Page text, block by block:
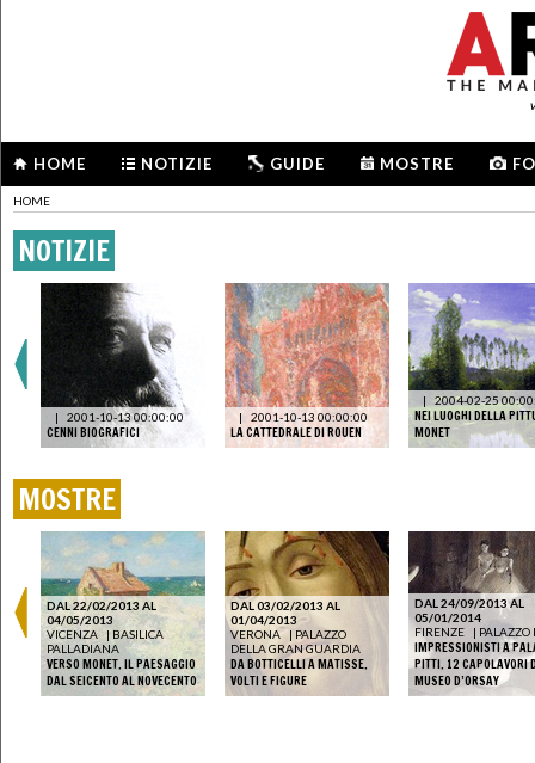
HOME NOTIZIE GUIDE MOSTRE
HOME
NOTIZIE
| 2001-10-13 00:00:00
CENNI BIOGRAFICI
| 2001-10-13 00:00:00
LA CATTEDRALE DI ROUEN
| 2004-02-25
NEI LUOGHI DELLA
MONET
MOSTRE
DAL 22/02/2013 AL
04/05/2013
VICENZA | BASILICA
PALLADIANA
VERSO MONET. IL PAESAGGIO
DAL SEICENTO AL NOVECENTO
DAL 03/02/2013 AL
01/04/2013
VERONA
| PALAZZO
DELLA GRAN GUARDIA
DA BOTTICELLI A MATISSE.
VOLTI E FIGURE
DAL 24/09/2013 AL
05/01/2014
FIRENZE
| PALAZZO
IMPRESSIONISTI A
PITTI. 12 CAPOLAVORI
MUSEO D’ORSAY